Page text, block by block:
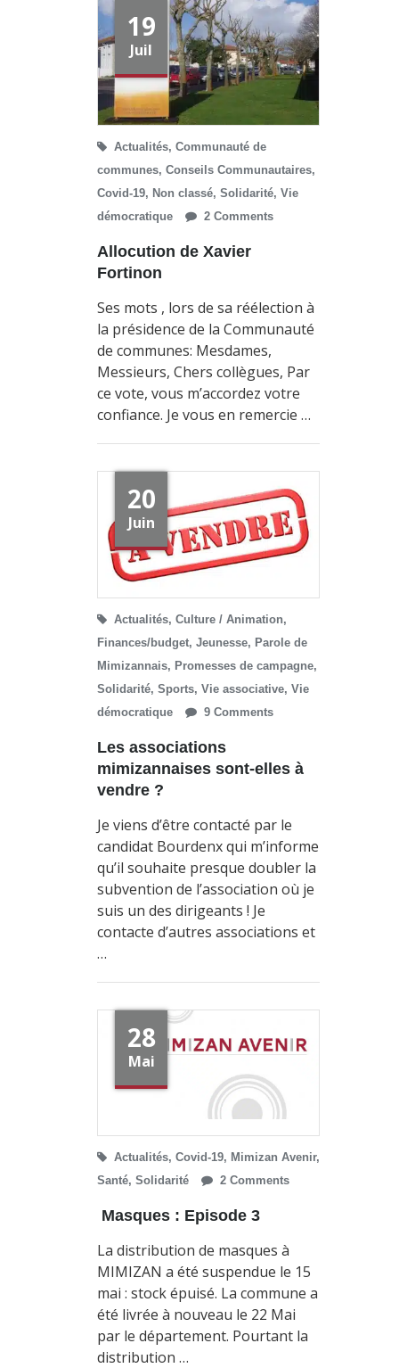
19
Juil
Actualités, Communauté de
communes, Conseils Communautaires,
Covid-19, Non classé, Solidarité, Vie
démocratique
2 Comments
Allocution de Xavier
Fortinon
Ses mots , lors de sa réélection à
la présidence de la Communauté
de communes: Mesdames,
Messieurs, Chers collègues, Par
ce vote, vous m’accordez votre
confiance. Je vous en remercie …
20
Juin
Actualités, Culture / Animation,
Finances/budget, Jeunesse, Parole de
Mimizannais, Promesses de campagne,
Solidarité, Sports, Vie associative, Vie
démocratique
9 Comments
Les associations
mimizannaises sont-elles à
vendre ?
Je viens d’être contacté par le
candidat Bourdenx qui m’informe
qu’il souhaite presque doubler la
subvention de l’association où je
suis un des dirigeants ! Je
contacte d’autres associations et
…
28
Mai
Actualités, Covid-19, Mimizan Avenir,
Santé, Solidarité 2 Comments
Masques : Episode 3
La distribution de masques à
MIMIZAN a été suspendue le 15
mai : stock épuisé. La commune a
été livrée à nouveau le 22 Mai
par le département. Pourtant la
distribution …